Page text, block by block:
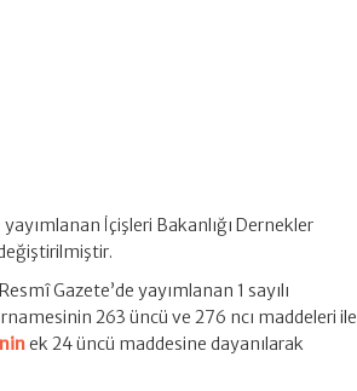
İçişleri Bakanlığı Dernekler
Gazete’de yayımlanan 1 sayılı
263 üncü ve 276 ncı maddeleri ile
ek 24 üncü maddesine dayanılarak